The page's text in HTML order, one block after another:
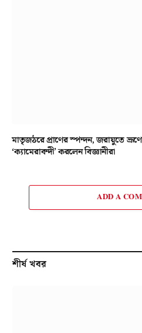
মাতৃজঠরে প্রাণের স্পন্দন, জরায়ুতে
‘ক্যামেরাবন্দী’ করলেন বিজ্ঞানীরা
ADD A
শীর্ষ খবর